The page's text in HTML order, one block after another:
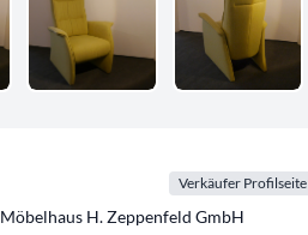
Verkäufer Profilseite
Möbelhaus H. Zeppenfeld GmbH